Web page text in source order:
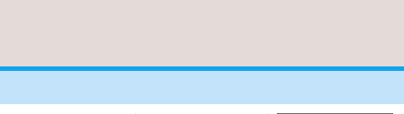
Zierikzee
-
Natur
-